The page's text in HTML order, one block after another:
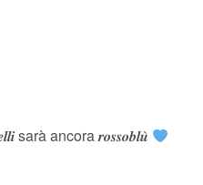
sarà ancora 𝒓𝒐𝒔𝒔𝒐𝒃𝒍𝒖̀